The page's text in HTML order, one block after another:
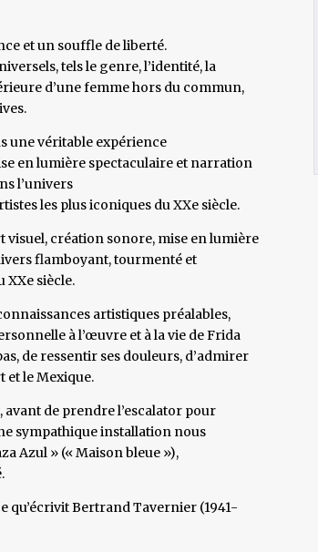
et un souffle de liberté.
tels le genre, l’identité, la
d’une femme hors du commun,
une véritable expérience
en lumière spectaculaire et narration
l’univers
les plus iconiques du XXe siècle.
création sonore, mise en lumière
flamboyant, tourmenté et
XXe siècle.
artistiques préalables,
à l’œuvre et à la vie de Frida
de ressentir ses douleurs, d’admirer
et le Mexique.
de prendre l’escalator pour
sympathique installation nous
Azul » (« Maison bleue »),
qu’écrivit Bertrand Tavernier (1941-